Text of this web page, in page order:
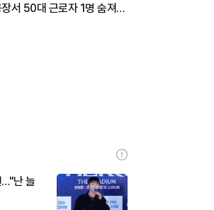
장서 50대 근로자 1명 숨져…
…"난 늘